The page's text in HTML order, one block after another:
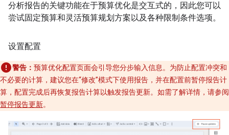
分析报告的关键功能在于预算优化是交互式的，因此您可以
尝试固定预算和灵活预算规划方案以及各种限制条件选项。
设置配置
警告： 预算优化配置页面会引导您分步输入信息。为防止配置冲突和
不必要的计算，建议您在“修改”模式下使用报告，并在配置前暂停报告计
算，配置完成后再恢复报告计算以触发报告更新。如需了解详情，请参阅
暂停报告更新。